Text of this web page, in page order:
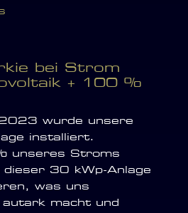
bei Strom
+ 100 %
wurde unsere
installiert.
unseres Stroms
dieser 30 kWp-Anlage
was uns
macht und